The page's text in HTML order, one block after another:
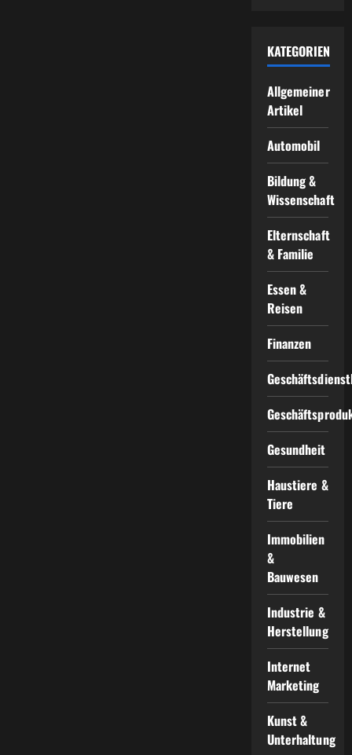
KATEGORIEN
Allgemeiner
Artikel
Automobil
Bildung &
Wissenschaft
Elternschaft
& Familie
Essen &
Reisen
Finanzen
Gesundheit
Haustiere &
Tiere
Immobilien
&
Bauwesen
Industrie &
Herstellung
Internet
Marketing
Kunst &
Unterhaltung